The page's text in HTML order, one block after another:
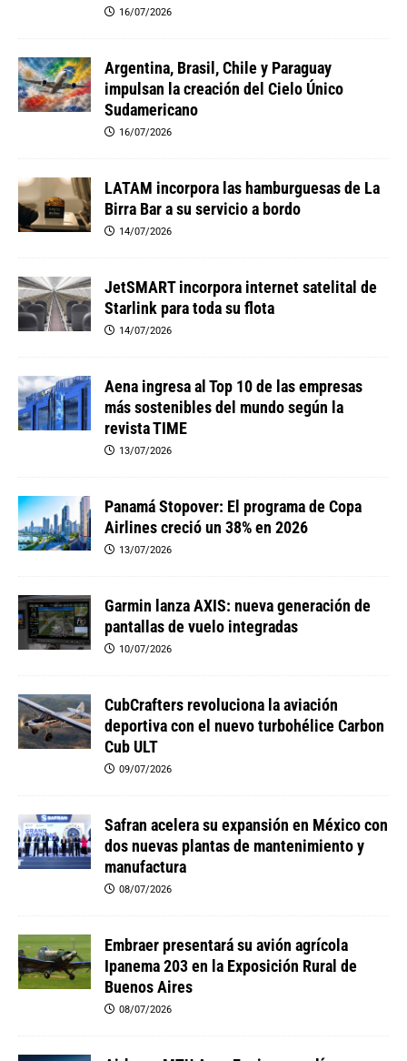
16/07/2026
Argentina, Brasil, Chile y Paraguay
impulsan la creación del Cielo Único
Sudamericano
16/07/2026
LATAM incorpora las hamburguesas de La
Birra Bar a su servicio a bordo
14/07/2026
JetSMART incorpora internet satelital de
Starlink para toda su flota
14/07/2026
Aena ingresa al Top 10 de las empresas
más sostenibles del mundo según la
revista TIME
13/07/2026
Panamá Stopover: El programa de Copa
Airlines creció un 38% en 2026
13/07/2026
Garmin lanza AXIS: nueva generación de
pantallas de vuelo integradas
10/07/2026
CubCrafters revoluciona la aviación
deportiva con el nuevo turbohélice Carbon
Cub ULT
09/07/2026
Safran acelera su expansión en México con
dos nuevas plantas de mantenimiento y
manufactura
08/07/2026
Embraer presentará su avión agrícola
Ipanema 203 en la Exposición Rural de
Buenos Aires
08/07/2026